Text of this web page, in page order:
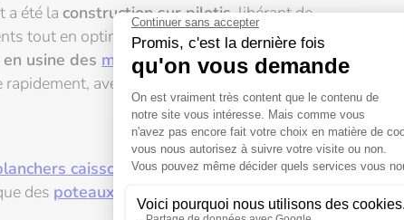
a été la construction sur pilotis, libérant de
tout en optimisant la compacité du
usine des murs double peau, l’enveloppe
avec une finition matricée qui
caisson
pour des portées efficaces
des poteaux
Démarches
RT 2012
Crédits